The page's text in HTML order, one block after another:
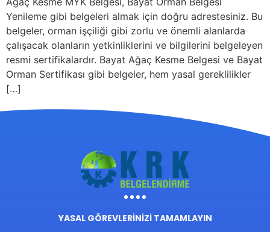
Yenileme gibi belgeleri almak için doğru adrestesiniz. Bu
belgeler, orman işçiliği gibi zorlu ve önemli alanlarda
çalışacak olanların yetkinliklerini ve bilgilerini belgeleyen
resmi sertifikalardır. Bayat Ağaç Kesme Belgesi ve Bayat
Orman Sertifikası gibi belgeler, hem yasal gereklilikler
[…]
YASAL GÖREVLERİNİZİ TAMAMLAYIN